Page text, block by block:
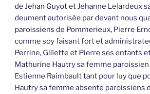
de Jehan Guyot et Jehanne Lelardeux
deument autorisée par devant nous
paroissiens de Pommerieux, Pierre
comme soy faisant fort et
Perrine, Gillette et Pierre ses enfants
Mathurine Hautry sa femme
Estienne Raimbault tant pour luy que
Hautry sa femme absente paroissiens